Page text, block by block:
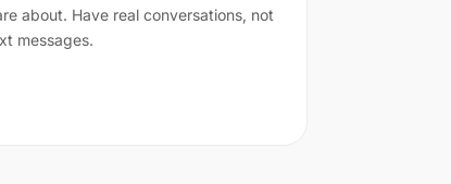
about. Have real conversations, not
messages.